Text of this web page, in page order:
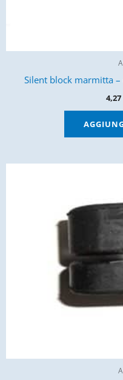
Silent block marmitta
4,27